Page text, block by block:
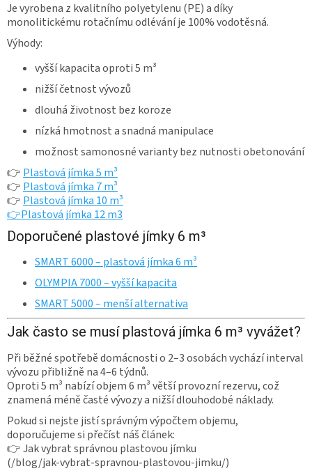
í
p
r
y
p
i
s
u
Je vyrobena z kvalitního polyetylenu (PE) a díky
monolitickému rotačnímu odlévání je 100% vodotěsná.
Výhody:
vyšší kapacita oproti 5 m³
nižší četnost vývozů
dlouhá životnost bez koroze
nízká hmotnost a snadná manipulace
možnost samonosné varianty bez nutnosti obetonování
👉 Plastová jímka 5 m³
👉 Plastová jímka 7 m³
👉 Plastová jímka 10 m³
👉Plastová jímka 12 m3
Doporučené plastové jímky 6 m³
SMART 6000 – plastová jímka 6 m³
OLYMPIA 7000 – vyšší kapacita
SMART 5000 – menší alternativa
Jak často se musí plastová jímka 6 m³ vyvážet?
Při běžné spotřebě domácnosti o 2–3 osobách vychází interval
vývozu přibližně na 4–6 týdnů.
Oproti 5 m³ nabízí objem 6 m³ větší provozní rezervu, což
znamená méně časté vývozy a nižší dlouhodobé náklady.
Pokud si nejste jistí správným výpočtem objemu,
doporučujeme si přečíst náš článek:
👉 Jak vybrat správnou plastovou jímku
(/blog/jak-vybrat-spravnou-plastovou-jimku/)